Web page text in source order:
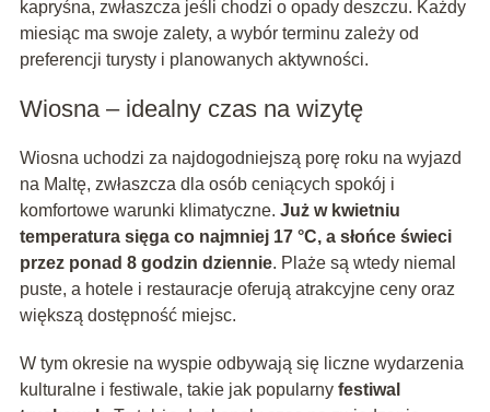
kapryśna, zwłaszcza jeśli chodzi o opady deszczu. Każdy
miesiąc ma swoje zalety, a wybór terminu zależy od
preferencji turysty i planowanych aktywności.
Wiosna – idealny czas na wizytę
Wiosna uchodzi za najdogodniejszą porę roku na wyjazd
na Maltę, zwłaszcza dla osób ceniących spokój i
komfortowe warunki klimatyczne. Już w kwietniu
temperatura sięga co najmniej 17 °C, a słońce świeci
przez ponad 8 godzin dziennie. Plaże są wtedy niemal
puste, a hotele i restauracje oferują atrakcyjne ceny oraz
większą dostępność miejsc.
W tym okresie na wyspie odbywają się liczne wydarzenia
kulturalne i festiwale, takie jak popularny festiwal